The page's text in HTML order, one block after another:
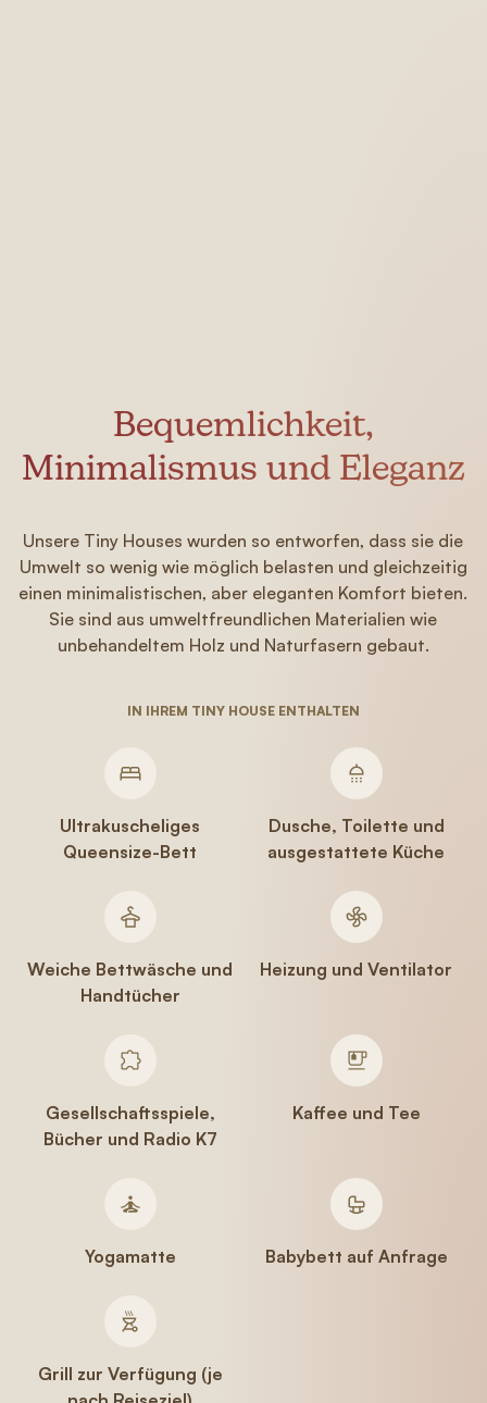
Bequemlichkeit,
Minimalismus und Eleganz
Unsere Tiny Houses wurden so entworfen, dass sie die
Umwelt so wenig wie möglich belasten und gleichzeitig
einen minimalistischen, aber eleganten Komfort bieten.
Sie sind aus umweltfreundlichen Materialien wie
unbehandeltem Holz und Naturfasern gebaut.
IN IHREM TINY HOUSE ENTHALTEN
Ultrakuscheliges
Queensize-Bett
Dusche, Toilette und
ausgestattete Küche
Weiche Bettwäsche und
Handtücher
Heizung und Ventilator
Gesellschaftsspiele,
Bücher und Radio K7
Kaffee und Tee
Yogamatte Babybett auf Anfrage
Grill zur Verfügung (je